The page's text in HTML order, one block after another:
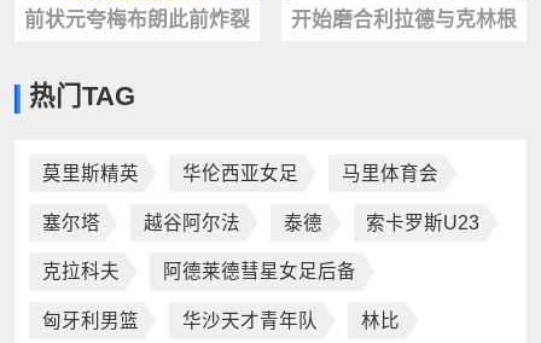
前状元夸梅布朗此前炸裂
最佳，超越詹姆斯
开始磨合利拉德与克林根
热门TAG
莫里斯精英 华伦西亚女足 马里体育会
塞尔塔 越谷阿尔法 泰德 索卡罗斯U23
克拉科夫 阿德莱德彗星女足后备
匈牙利男篮 华沙天才青年队 林比